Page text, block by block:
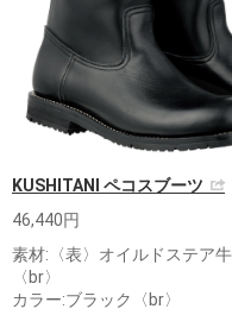
KUSHITANI ペコスブーツ
46,440円
素材:〈表〉オイルドステア
〈br〉
カラー:ブラック〈br〉